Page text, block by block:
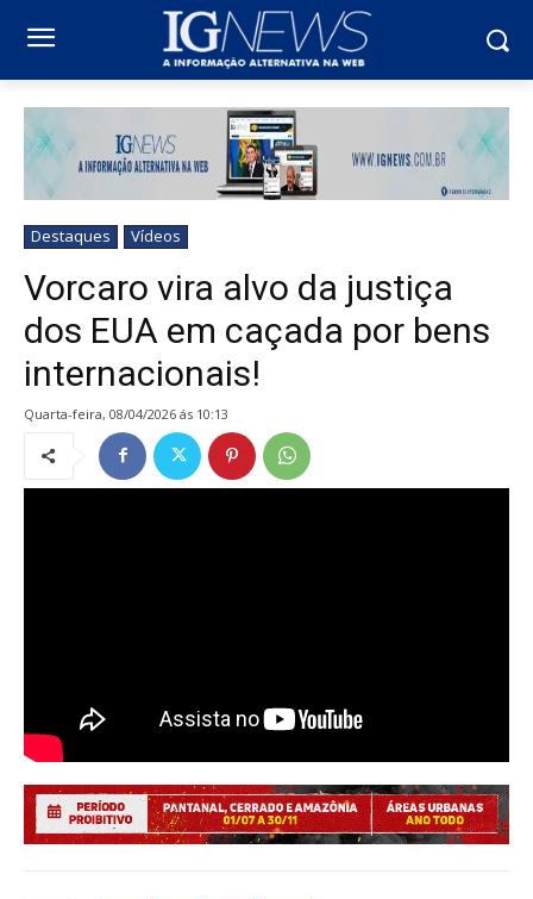
Destaques Vídeos
Vorcaro vira alvo da justiça
dos EUA em caçada por bens
internacionais!
quarta-feira, 08/04/2026 ás 10:13